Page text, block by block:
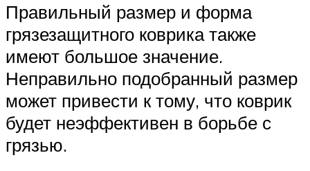
Правильный размер и форма
грязезащитного коврика также
имеют большое значение.
Неправильно подобранный размер
может привести к тому, что коврик
будет неэффективен в борьбе с
грязью.